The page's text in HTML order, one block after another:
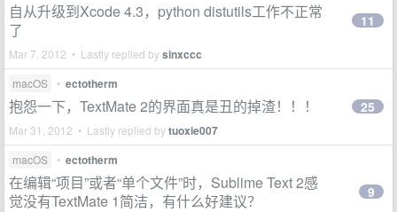
自从升级到Xcode 4.3，python distutils工作不正常
了
Mar 7, 2012 • Lastly replied bysinxccc
11
macOS • ectotherm
抱怨一下，TextMate 2的界面真是丑的掉渣！！！
Mar 31, 2012 • Lastly replied bytuoxie007
25
macOS • ectotherm
在编辑“项目”或者“单个文件”时，Sublime Text 2感
觉没有TextMate 1简洁，有什么好建议？
9